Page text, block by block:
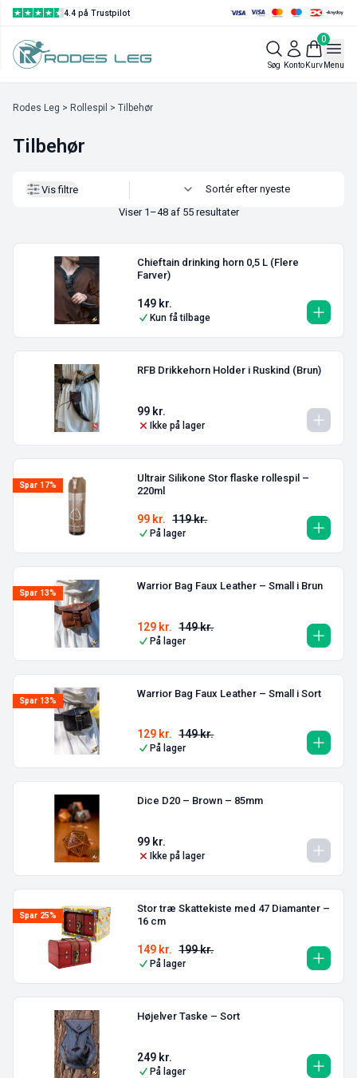
4.4 på Trustpilot
Søg Konto
0
KurvMenu
Vis filtre
Rodes Leg > Rollespil > Tilbehør
Tilbehør
Vis filtre
Viser 1–48 af 55 resultater
Chieftain drinking horn 0,5 L (Flere
Farver)
149 kr.
Kun få tilbage
RFB Drikkehorn Holder i Ruskind (Brun)
99 kr.
Ikke på lager
Spar 17%
Ultrair Silikone Stor flaske rollespil –
220ml
119kr.
99 kr.
På lager
Spar 13%
Warrior Bag Faux Leather – Small i Brun
149kr.
129 kr.
På lager
Spar 13%
Warrior Bag Faux Leather – Small i Sort
149kr.
129 kr.
På lager
Dice D20 – Brown – 85mm
99 kr.
Ikke på lager
Spar 25%
Stor træ Skattekiste med 47 Diamanter –
16 cm
199kr.
149 kr.
På lager
Højelver Taske – Sort
249 kr.
På lager